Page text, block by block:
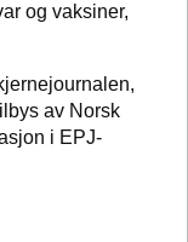
og vaksiner,
av Norsk
i EPJ-